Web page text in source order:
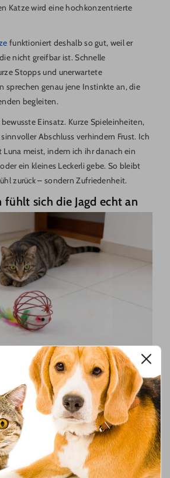
Katze wird eine hochkonzentrierte
funktioniert deshalb so gut, weil er
nicht greifbar ist. Schnelle
Stopps und unerwartete
sprechen genau jene Instinkte an, die
begleiten.
Einsatz. Kurze Spieleinheiten,
Abschluss verhindern Frust. Ich
Luna meist, indem ich ihr danach ein
ein kleines Leckerli gebe. So bleibt
zurück – sondern Zufriedenheit.
fühlt sich die Jagd echt an
besonders stark auf Bewegungen in
sich, beobachten und warten auf den
wie bei echter Beute.
greift dieses Verhalten gezielt auf.
Bewegung oder leichten
besonders realistisch. Entscheidend
nicht vollkommen vorhersehbar ist.